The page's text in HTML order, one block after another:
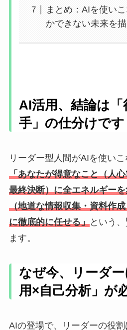
まとめ：AIを使い
かできない未来を描
AI活用、結論は
手」の仕分けです
リーダー型人間がAIを使いこ
「あなたが得意なこと（人
最終決断）に全エネルギー
（地道な情報収集・資料作
に徹底的に任せる」という
ます。
なぜ今、リーダ
用×自己分析」が
AIの登場で、リーダーの役